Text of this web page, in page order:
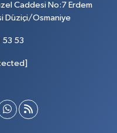
Caddesi No:7 Erdem
Düziçi/Osmaniye
53 53